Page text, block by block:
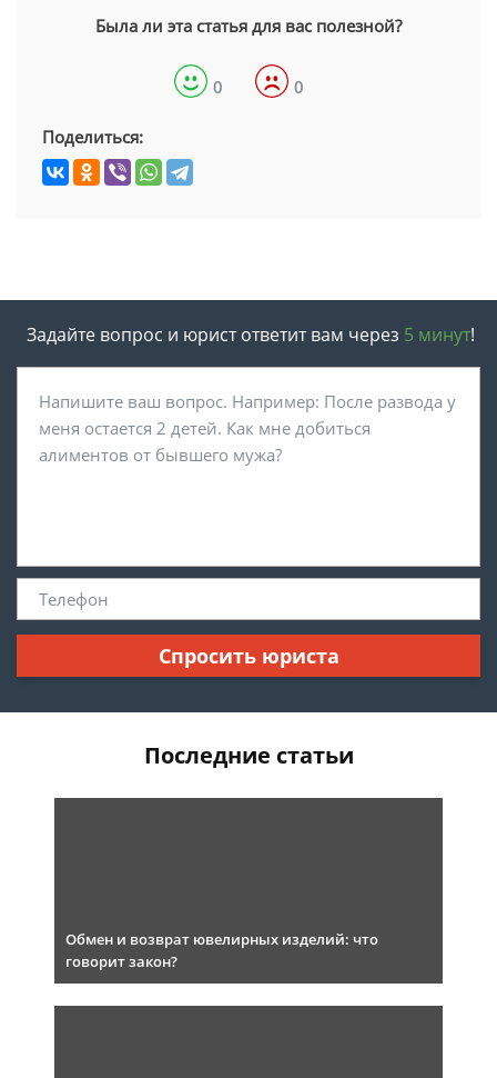
Была ли эта статья для вас полезной?
0 0
Поделиться:
Задайте вопрос и юрист ответит вам через 5 минут!
Спросить юриста
Последние статьи
Обмен и возврат ювелирных изделий: что
говорит закон?